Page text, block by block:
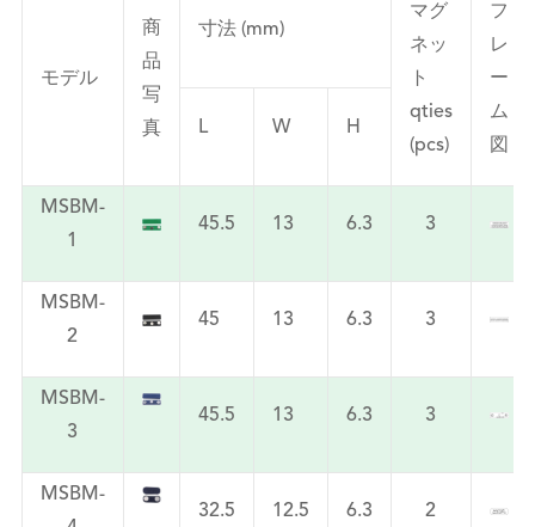
モデル
商
品
写
真
寸法 (mm)
マグ
ネッ
ト
qties
(pcs)
フ
レ
ー
ム
図
L W H
MSBM-
1
45.5 13 6.3 3
MSBM-
2
45 13 6.3 3
MSBM-
3
45.5 13 6.3 3
MSBM-
32.5 12.5 6.3 2